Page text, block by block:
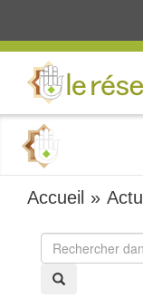
Accueil »